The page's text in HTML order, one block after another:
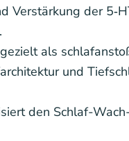
Verstärkung der
als
und
den Schlaf-